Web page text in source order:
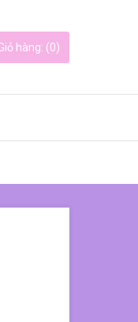
hàng: (0)